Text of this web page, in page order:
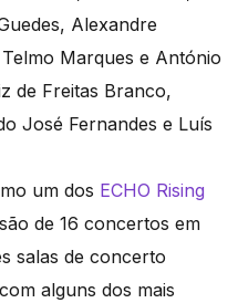
Alexandre
Marques e António
de Freitas Branco,
José Fernandes e Luís
um dos ECHO Rising
de 16 concertos em
salas de concerto
alguns dos mais